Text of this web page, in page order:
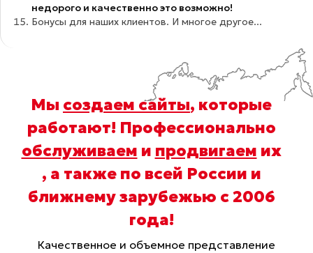
недорого и качественно это возможно!
Бонусы для наших клиентов. И многое другое...
Мы создаем сайты, которые
работают! Профессионально
обслуживаем и продвигаем их
, а также по всей России и
ближнему зарубежью с 2006
года!
Качественное и объемное представление